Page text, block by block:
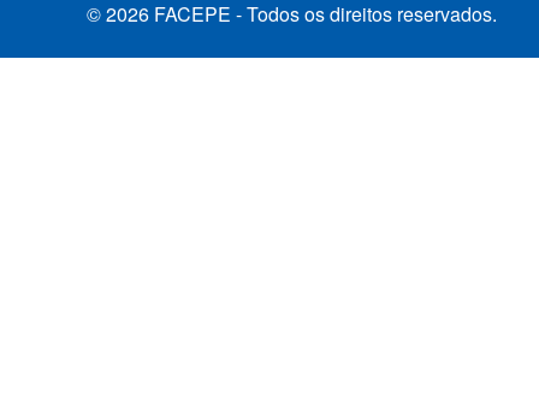
© 2026 FACEPE - Todos os direitos reservados.